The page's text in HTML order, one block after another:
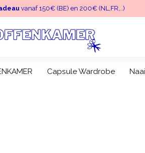
vanaf 150€ (BE) en 200€ (NL,FR,..)
Capsule Wardrobe